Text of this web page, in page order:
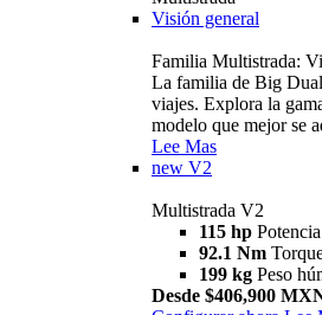
Visión general
Familia Multistrada:
La familia de Big
viajes. Explora la
modelo que mejor se
Lee Mas
new V2
Multistrada V2
115 hp Potencia
92.1 Nm
199 kg Peso
Desde $406,900